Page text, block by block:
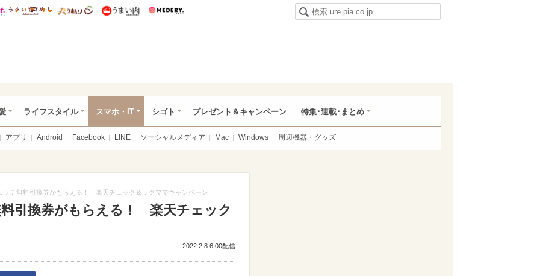
総研 ディズニー特集
mimot. うまいめし うまいパン うまい肉
ライフスタイル スマホ・IT シゴト プレゼント＆キャンペーン 特集･連載･まとめ
アプリ Android Facebook LINE ソーシャルメディア Mac Windows 周辺機器・グッズ
ラテ無料引換券がもらえる！ 楽天チェック＆ラクマでキャンペーン
引換券がもらえる！ 楽天チェック
2022.2.8 6:00配信